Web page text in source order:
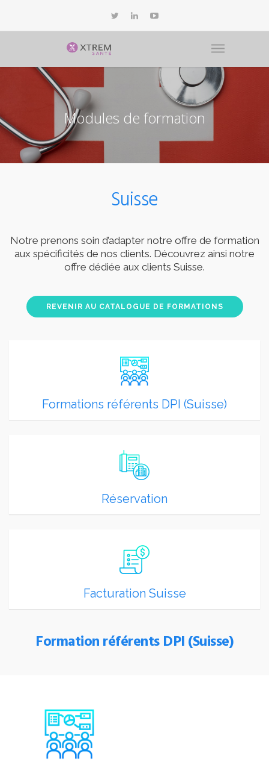
Modules de formation
Suisse
Notre prenons soin d’adapter notre offre de formation
aux spécificités de nos clients. Découvrez ainsi notre
offre dédiée aux clients Suisse.
REVENIR AU CATALOGUE DE FORMATIONS
Formations référents DPI (Suisse)
Réservation
Facturation Suisse
Formation référents DPI (Suisse)